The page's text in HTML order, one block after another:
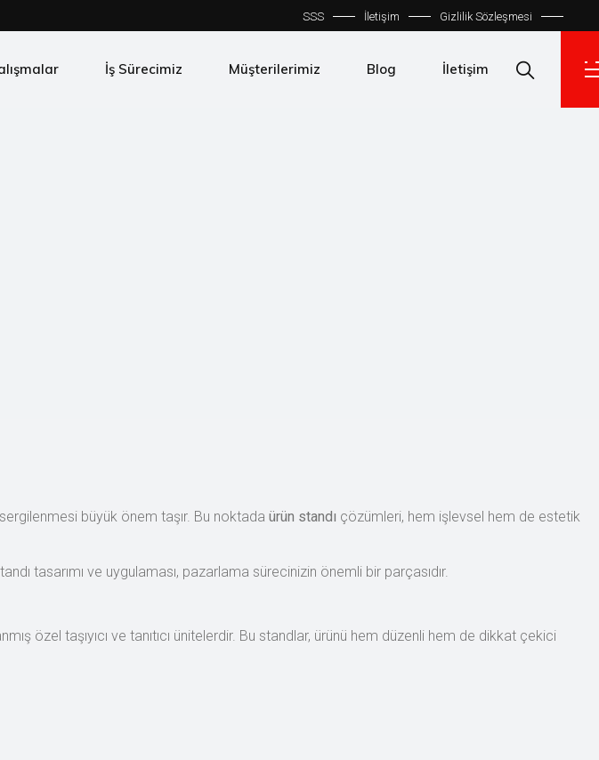
SSS İletişim Gizlilik Sözleşmesi
İş Sürecimiz Müşterilerimiz Blog İletişim
büyük önem taşır. Bu noktada ürün standı çözümleri, hem işlevsel hem de estetik
tasarımı ve uygulaması, pazarlama sürecinizin önemli bir parçasıdır.
özel taşıyıcı ve tanıtıcı ünitelerdir. Bu standlar, ürünü hem düzenli hem de dikkat çekici